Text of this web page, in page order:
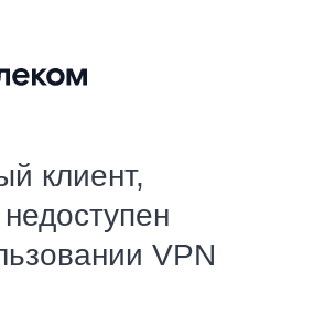
клиент,
VPN